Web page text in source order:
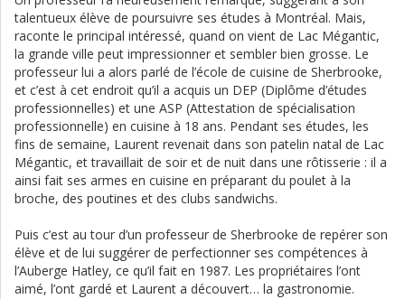
talentueux élève de poursuivre ses études à Montréal. Mais,
raconte le principal intéressé, quand on vient de Lac Mégantic,
la grande ville peut impressionner et sembler bien grosse. Le
professeur lui a alors parlé de l’école de cuisine de Sherbrooke,
et c’est à cet endroit qu’il a acquis un DEP (Diplôme d’études
professionnelles) et une ASP (Attestation de spécialisation
professionnelle) en cuisine à 18 ans. Pendant ses études, les
fins de semaine, Laurent revenait dans son patelin natal de Lac
Mégantic, et travaillait de soir et de nuit dans une rôtisserie : il a
ainsi fait ses armes en cuisine en préparant du poulet à la
broche, des poutines et des clubs sandwichs.
Puis c’est au tour d’un professeur de Sherbrooke de repérer son
élève et de lui suggérer de perfectionner ses compétences à
l’Auberge Hatley, ce qu’il fait en 1987. Les propriétaires l’ont
aimé, l’ont gardé et Laurent a découvert… la gastronomie.